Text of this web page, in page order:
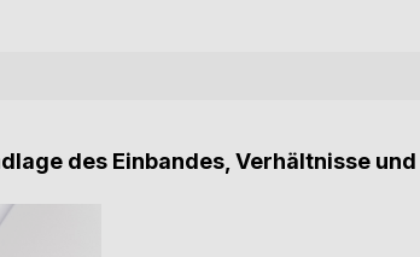
des Einbandes, Verhältnisse